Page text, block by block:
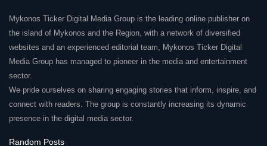
Mykonos Ticker Digital Media Group is the leading online publisher on
the island of Mykonos and the Region, with a network of diversified
websites and an experienced editorial team, Mykonos Ticker Digital
Media Group has managed to pioneer in the media and entertainment
sector.
We pride ourselves on sharing engaging stories that inform, inspire, and
connect with readers. The group is constantly increasing its dynamic
presence in the digital media sector.
Random Posts